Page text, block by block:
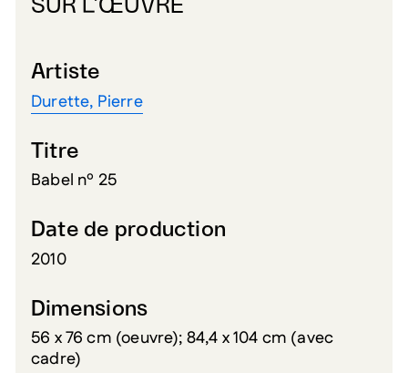
SUR L’ŒUVRE
Artiste
Durette, Pierre
Titre
Babel nº 25
Date de production
2010
Dimensions
56 x 76 cm (oeuvre); 84,4 x 104 cm (avec
cadre)